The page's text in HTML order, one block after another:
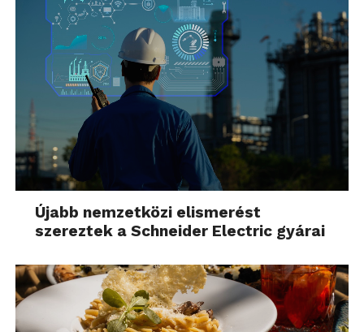
Újabb nemzetközi elismerést
szereztek a Schneider Electric gyárai